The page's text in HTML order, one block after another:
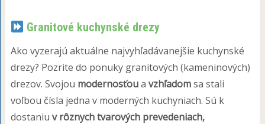
Granitové kuchynské drezy
Ako vyzerajú aktuálne najvyhľadávanejšie kuchynské
drezy? Pozrite do ponuky granitových (kameninových)
drezov. Svojou modernosťoua vzhľadomsa stali
voľbou čísla jedna v moderných kuchyniach. Sú k
dostaniu v rôznych tvarových prevedeniach,